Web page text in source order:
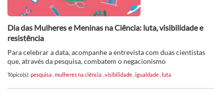
Dia das Mulheres e Meninas na Ciência: luta, visibilidade e
resistência
Para celebrar a data, acompanhe a entrevista com duas cientistas
que, através da pesquisa, combatem o negacionismo
Tópico(s): pesquisa mulheres na ciência visibilidade igualdade luta